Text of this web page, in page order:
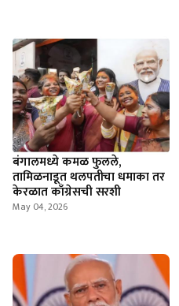
बंगालमध्ये कमळ फुलले,
तामिळनाडूत थलपतीचा धमाका तर
केरळात काँग्रेसची सरशी
May 04, 2026